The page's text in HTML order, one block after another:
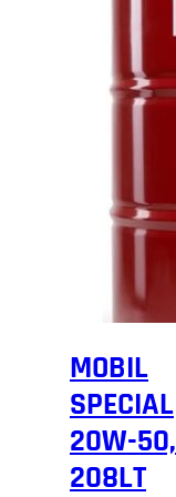
MOBIL
SPECIAL
20W-50,
208LT